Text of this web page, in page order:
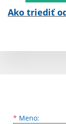
Ako triediť
* Meno: